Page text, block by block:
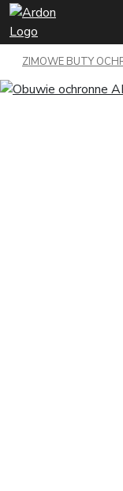
ZIMOWE BUTY